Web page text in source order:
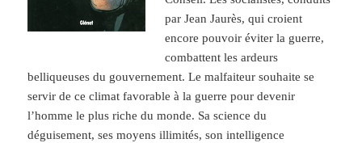
par Jean Jaurès, qui croient
encore pouvoir éviter la guerre,
combattent les ardeurs
belliqueuses du gouvernement. Le malfaiteur souhaite se
servir de ce climat favorable à la guerre pour devenir
l’homme le plus riche du monde. Sa science du
déguisement, ses moyens illimités, son intelligence